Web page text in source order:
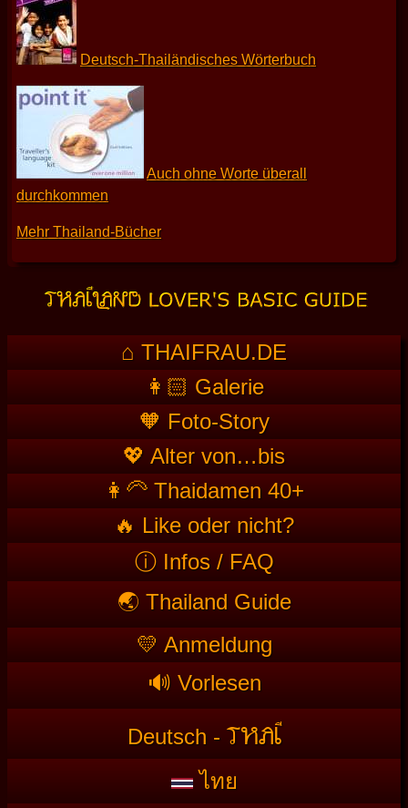
Deutsch-Thailändisches Wörterbuch
Auch ohne Worte überall
durchkommen
Mehr Thailand-Bücher
⌂ THAIFRAU.DE
👩🏻 Galerie
🧡 Foto-Story
💖 Alter von…bis
👩‍🦳 Thaidamen 40+
🔥 Like oder nicht?
ⓘ Infos / FAQ
🌏 Thailand Guide
💛 Anmeldung
🔊 Vorlesen
Deutsch - THAI
ไทย